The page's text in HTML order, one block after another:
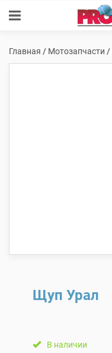
Главная / Мотозапчасти /
Щуп Урал
В наличии